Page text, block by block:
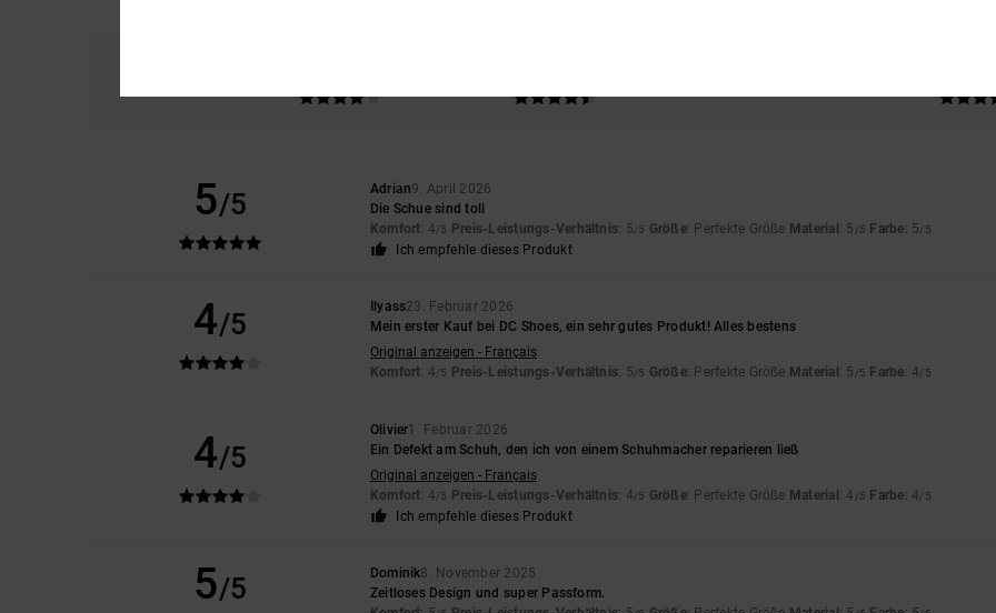
5/5 Adrian9. April 2026
Die Schue sind toll
Komfort: 4/5 Preis-Leistungs-Verhältnis: 5/5 Größe: Perfekte Größe Material : 5 /5 Farbe: 5/5
Ich empfehle dieses Produkt
4/5
Ilyass23. Februar 2026
Mein erster Kauf bei DC Shoes, ein sehr gutes Produkt! Alles bestens
Original anzeigen - Français
Komfort: 4/5 Preis-Leistungs-Verhältnis: 5/5 Größe: Perfekte Größe Material : 5 /5 Farbe: 4/5
4/5
Olivier1. Februar 2026
Ein Defekt am Schuh, den ich von einem Schuhmacher reparieren ließ
Original anzeigen - Français
Komfort: 4/5 Preis-Leistungs-Verhältnis: 4/5 Größe: Perfekte Größe Material : 4 /5 Farbe: 4/5
Ich empfehle dieses Produkt
5/5 Dominik8. November 2025
Zeitloses Design und super Passform.